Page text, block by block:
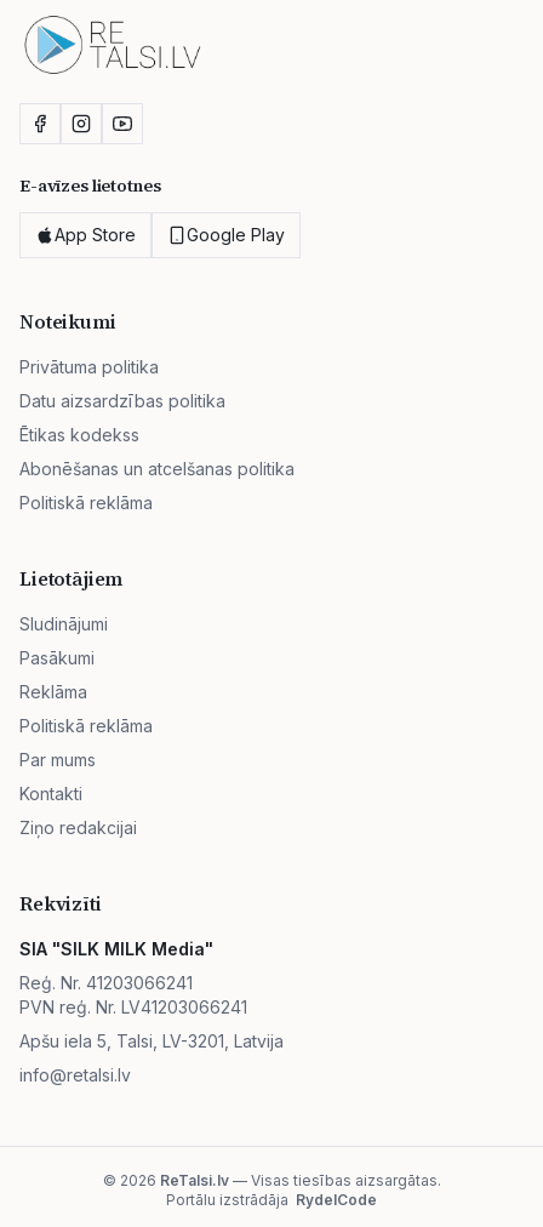
E-avīzes lietotnes
App Store Google Play
Noteikumi
Privātuma politika
Datu aizsardzības politika
Ētikas kodekss
Abonēšanas un atcelšanas politika
Politiskā reklāma
Lietotājiem
Sludinājumi
Pasākumi
Reklāma
Politiskā reklāma
Par mums
Kontakti
Ziņo redakcijai
Rekvizīti
SIA "SILK MILK Media"
Reģ. Nr. 41203066241
PVN reģ. Nr. LV41203066241
Apšu iela 5, Talsi, LV-3201, Latvija
info@retalsi.lv
© 2026 ReTalsi.lv— Visas tiesības aizsargātas.
Portālu izstrādāja RydelCode